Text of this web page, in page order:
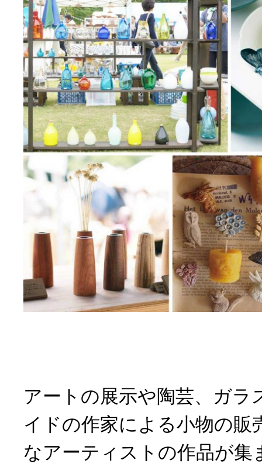
アートの展示や陶芸、ガラ
イドの作家による小物の販
なアーティストの作品が集